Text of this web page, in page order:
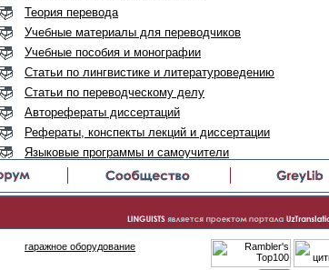
Теория перевода
Учебные материалы для переводчиков
Учебные пособия и монографии
Статьи по лингвистике и литературоведению
Статьи по переводческому делу
Авторефераты диссертаций
Рефераты, конспекты лекций и диссертации
Языковые программы и самоучители
Литература на разных языках мира
гаражное оборудование